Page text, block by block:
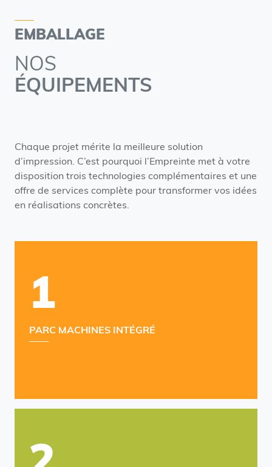
EMBALLAGE
NOS
ÉQUIPEMENTS
Chaque projet mérite la meilleure solution
d’impression. C’est pourquoi l’Empreinte met à votre
disposition trois technologies complémentaires et une
offre de services complète pour transformer vos idées
en réalisations concrètes.
1
PARC MACHINES INTÉGRÉ